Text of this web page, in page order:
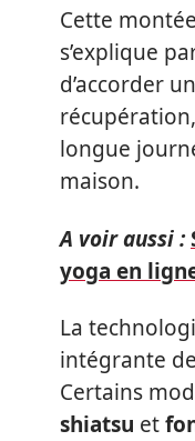
Cette
s’explique
d’accorder
longue
maison.
A voir aussi :
yoga en
La
intégrante
Certains
shiatsu et